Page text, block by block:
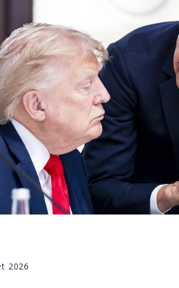
2026